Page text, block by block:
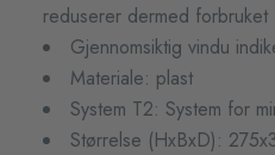
reduserer dermed forbruket
Gjennomsiktig vindu
Materiale: plast
System T2: System for
Størrelse (HxBxD):